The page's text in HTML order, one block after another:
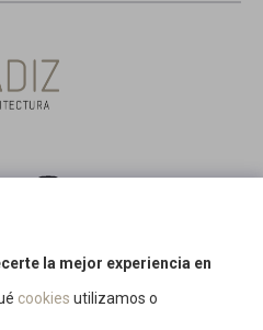
. Tlf. 600 507 085
la mejor experiencia en
cookies utilizamos o